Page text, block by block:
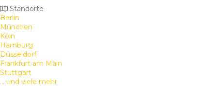
Standorte
Berlin
München
Köln
Hamburg
Düsseldorf
Frankfurt am Main
Stuttgart
... und viele mehr